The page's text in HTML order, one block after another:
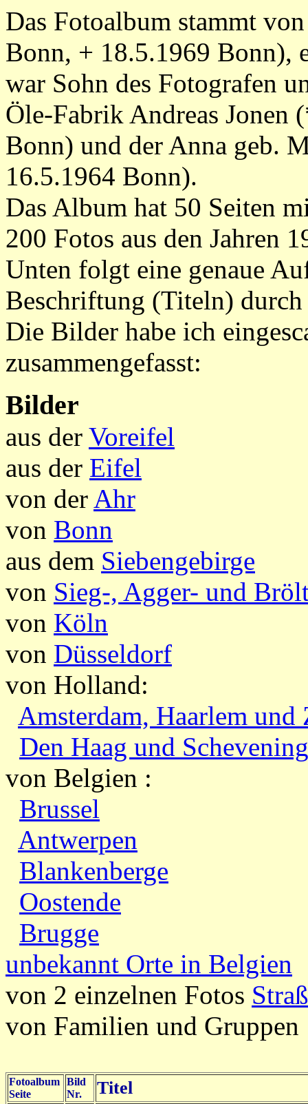
Das Fotoalbum stammt
Bonn, + 18.5.1969 Bonn),
war Sohn des Fotografen
Öle-Fabrik Andreas
Bonn) und der Anna geb.
16.5.1964 Bonn).
Das Album hat 50 Seiten
200 Fotos aus den Jahren
Unten folgt eine genaue
Beschriftung (Titeln) durch
Die Bilder habe ich
zusammengefasst:
Bilder
aus der Voreifel
aus der Eifel
von der Ahr
von Bonn
aus dem Siebengebirge
von Sieg-, Agger- und
von Köln
von Düsseldorf
von Holland:
Amsterdam, Haarlem und
Den Haag und
von Belgien :
Brussel
Antwerpen
Blankenberge
Oostende
Brugge
unbekannt Orte in Belgien
von 2 einzelnen Fotos
von Familien und Gruppen
Fotoalbum
Seite
Bild
Nr.
Titel